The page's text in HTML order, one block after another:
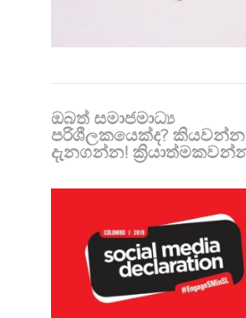
ඔබත් සමාජමාධ්‍ය
පරිශීලකයෙක්ද?
දැනගන්න!